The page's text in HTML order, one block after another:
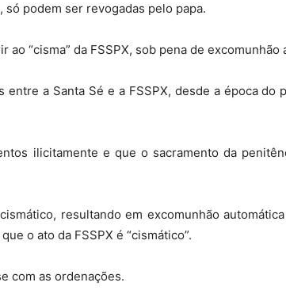
podem ser revogadas pelo papa.
“cisma” da FSSPX, sob pena de excomunhão
a Santa Sé e a FSSPX, desde a época do
ilicitamente e que o sacramento da
resultando em excomunhão
o ato da FSSPX é “cismático”.
com as ordenações.